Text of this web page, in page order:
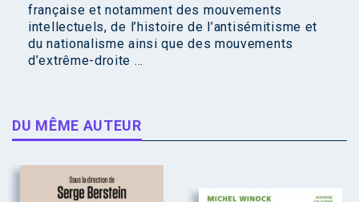
française et notamment des mouvements
intellectuels, de l’histoire de l’antisémitisme et
du nationalisme ainsi que des mouvements
d’extrême-droite ...
DU MÊME AUTEUR